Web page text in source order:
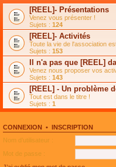
s
s
a
g
e
n
o
n
l
u
l
e
p
l
u
s
é
c
e
n
t
l
e
m
e
s
s
a
g
e
n
o
n
l
u
l
e
l
u
s
é
l
t
e
r
l
e
m
e
s
s
a
g
e
n
o
n
u
l
e
l
[REEL]- Présentations
Venez vous présenter !
Sujets : 124
[REEL]- Activités
Toute la vie de l'association
Sujets : 153
Il n'a pas que [REEL]
Venez nous proposer vos
Sujets : 143
[REEL] - Un problème
Tout est dans le titre !
Sujets : 1
CONNEXION • INSCRIPTION
Nom d’utilisateur :
Mot de passe :